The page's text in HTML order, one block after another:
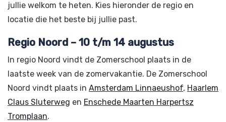
jullie welkom te heten. Kies hieronder de regio en
locatie die het beste bij jullie past.
Regio Noord – 10 t/m 14 augustus
In regio Noord vindt de Zomerschool plaats in de
laatste week van de zomervakantie. De Zomerschool
Noord vindt plaats in Amsterdam Linnaeushof, Haarlem
Claus Sluterweg en Enschede Maarten Harpertsz
Tromplaan.